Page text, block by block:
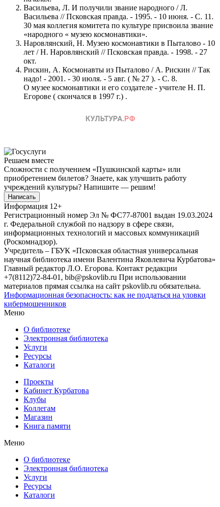
Васильева, Л. И получили звание народного / Л.
Васильева // Псковская правда. - 1995. - 10 июня. - С. 11.
30 мая коллегия комитета по культуре присвоила звание
«народного « музею космонавтики».
Наровлянский, Н. Музею космонавтики в Пыталово - 10
лет / Н. Наровлянский // Псковская правда. - 1998. - 27
окт.
Рискин, А. Космонавты из Пыталово / А. Рискин // Так
надо! - 2001. - 30 июля. - 5 авг. ( № 27 ). - С. 8.
О музее космонавтики и его создателе - учителе Н. П.
Егорове ( скончался в 1997 г.) .
Решаем вместе
Сложности с получением «Пушкинской карты» или
приобретением билетов? Знаете, как улучшить работу
учреждений культуры? Напишите — решим!
Написать
Информация 12+
Регистрационный номер Эл № ФС77-87001 выдан 19.03.2024
г. Федеральной службой по надзору в сфере связи,
информационных технологий и массовых коммуникаций
(Роскомнадзор).
Учредитель – ГБУК «Псковская областная универсальная
научная библиотека имени Валентина Яковлевича Курбатова»
Главный редактор Л.О. Егорова. Контакт редакции
+7(8112)72-84-01, bib@pskovlib.ru При использовании
материалов прямая ссылка на сайт pskovlib.ru обязательна.
Информационная безопасность: как не поддаться на уловки
кибермошенников
Меню
О библиотеке
Электронная библиотека
Услуги
Ресурсы
Каталоги
Проекты
Кабинет Курбатова
Клубы
Коллегам
Магазин
Книга памяти
Меню
О библиотеке
Электронная библиотека
Услуги
Ресурсы
Каталоги